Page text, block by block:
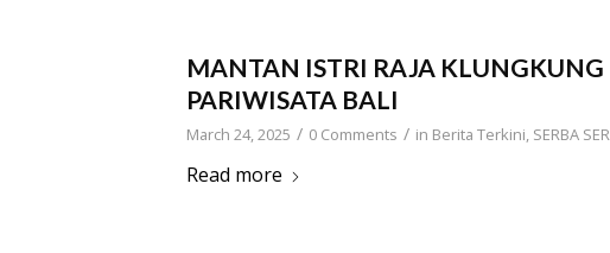
MANTAN ISTRI RAJA
PARIWISATA BALI
March 24, 2025 / 0 Comments / in Berita Terkini, SERBA
Read more